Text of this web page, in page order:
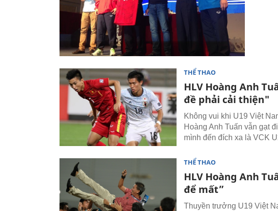
THỂ THAO
HLV Hoàng Anh
đề phải cải thiện"
Không vui khi U19 Việt
Hoàng Anh Tuấn vẫn gạt
mình đến đích xa là VCK
THỂ THAO
HLV Hoàng Anh
để mất”
Thuyền trưởng U19 Việt